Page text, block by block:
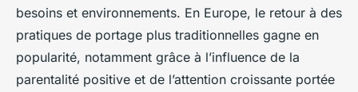
besoins et environnements. En Europe, le retour à des
pratiques de portage plus traditionnelles gagne en
popularité, notamment grâce à l’influence de la
parentalité positive et de l’attention croissante portée